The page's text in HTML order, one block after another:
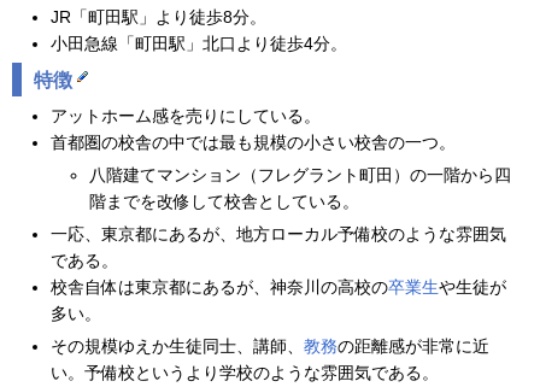
JR「町田駅」より徒歩8分。
小田急線「町田駅」北口より徒歩4分。
特徴
アットホーム感を売りにしている。
首都圏の校舎の中では最も規模の小さい校舎の一つ。
八階建てマンション（フレグラント町田）の一階から四
階までを改修して校舎としている。
一応、東京都にあるが、地方ローカル予備校のような雰囲気
である。
校舎自体は東京都にあるが、神奈川の高校の卒業生や生徒が
多い。
その規模ゆえか生徒同士、講師、 教務の距離感が非常に近
い。予備校というより学校のような雰囲気である。